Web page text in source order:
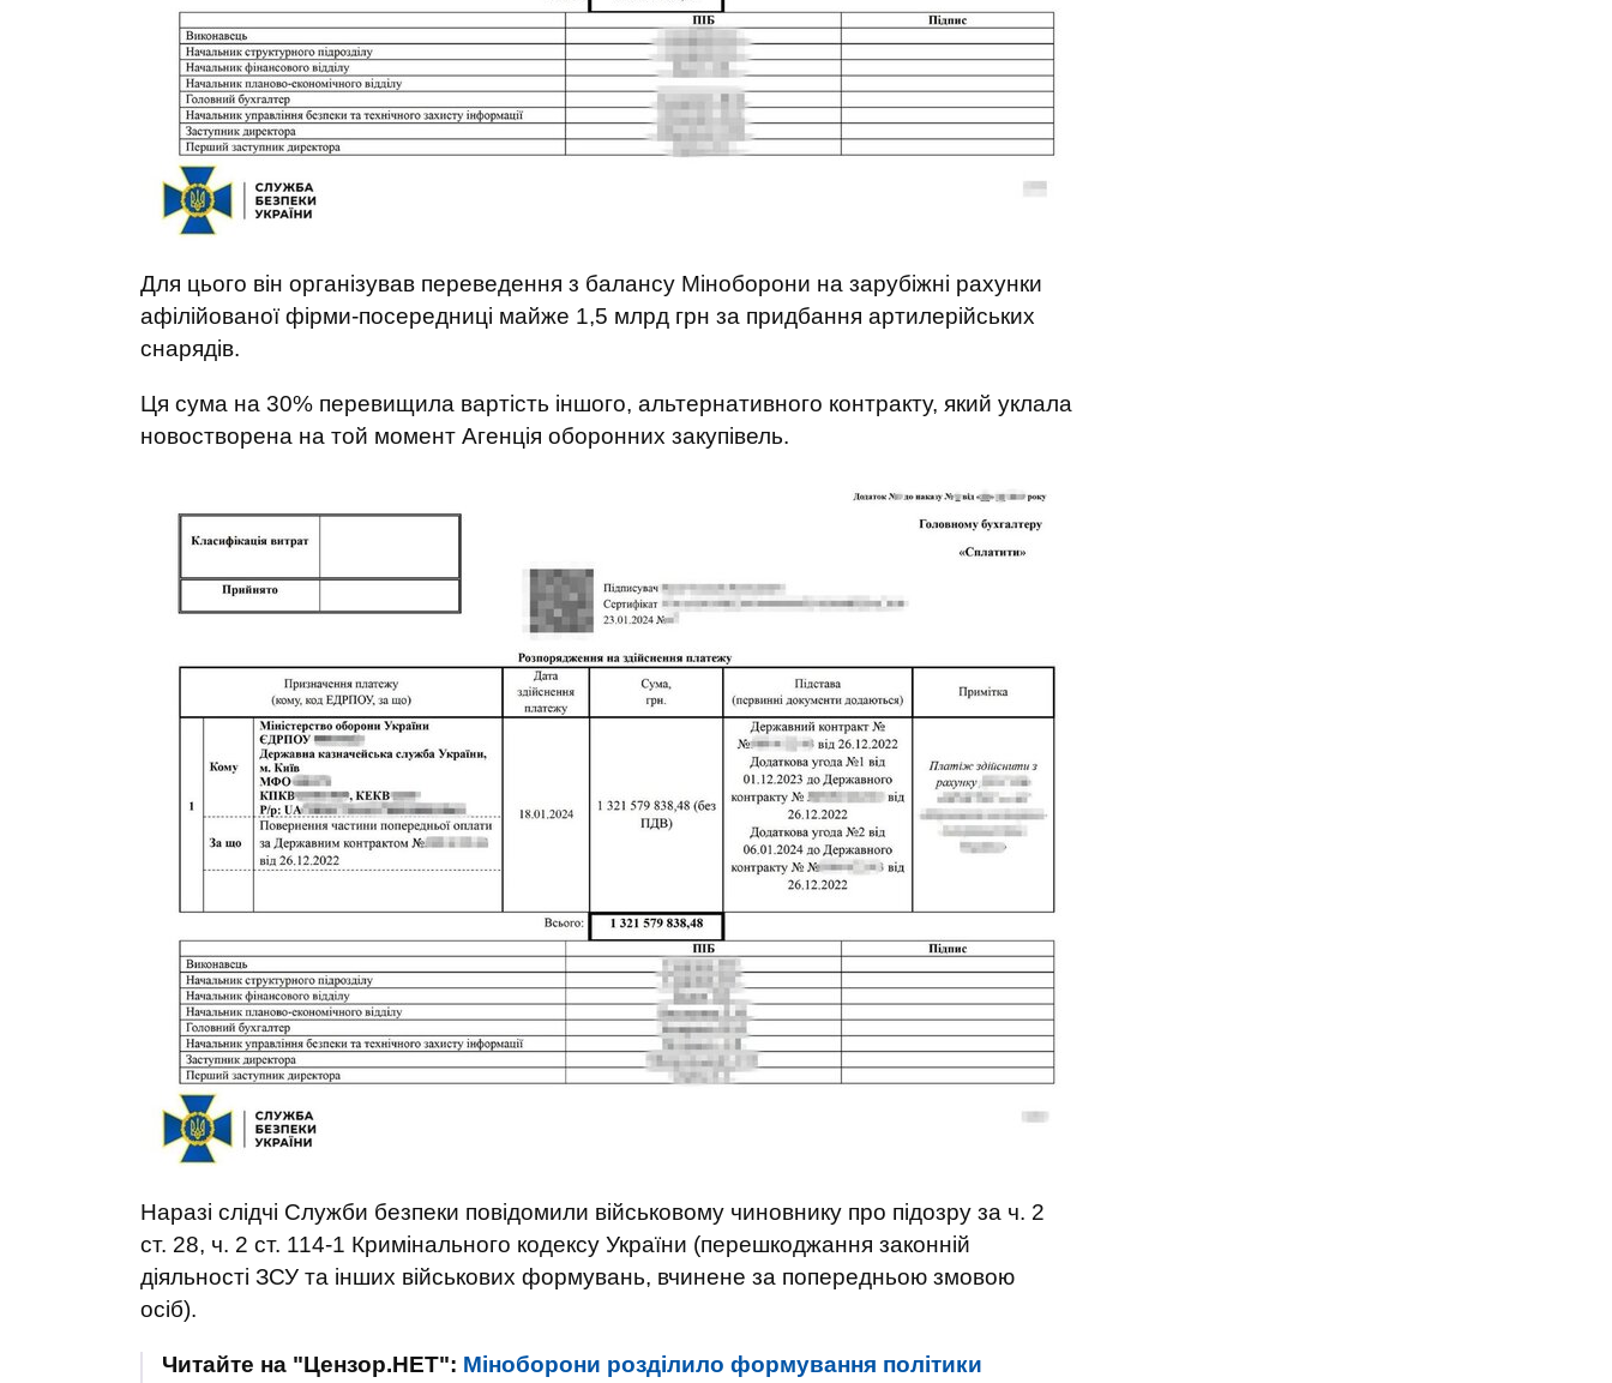
Для цього він організував переведення з балансу Міноборони на зарубіжні рахунки
афілійованої фірми-посередниці майже 1,5 млрд грн за придбання артилерійських
снарядів.
Ця сума на 30% перевищила вартість іншого, альтернативного контракту, який уклала
новостворена на той момент Агенція оборонних закупівель.
Наразі слідчі Служби безпеки повідомили військовому чиновнику про підозру за ч. 2
ст. 28, ч. 2 ст. 114-1 Кримінального кодексу України (перешкоджання законній
діяльності ЗСУ та інших військових формувань, вчинене за попередньою змовою
осіб).
Читайте на "Цензор.НЕТ": Міноборони розділило формування політики